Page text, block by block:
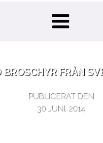
BROSCHYR FRÅN
PUBLICERAT DEN
30 JUNI, 2014